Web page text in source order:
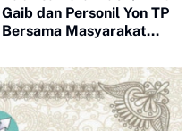
Gaib dan Personil Yon TP
Bersama Masyarakat
Mengumpulkan Batu
Untuk Jembatan Gantung